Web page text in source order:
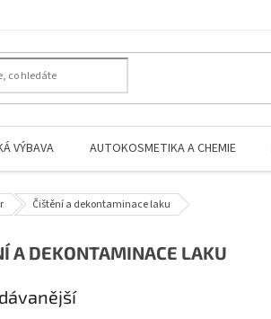
VÝBAVA AUTOKOSMETIKA A CHEMIE
Čištění a dekontaminace laku
A DEKONTAMINACE LAKU